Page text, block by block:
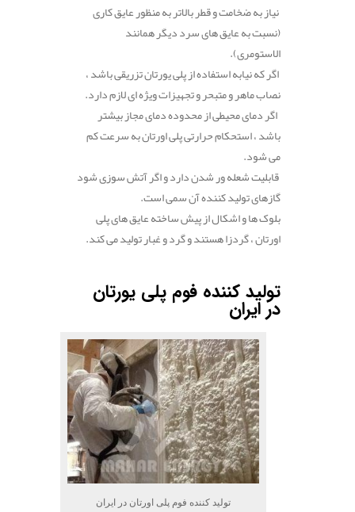
نیاز به ضخامت و قطر بالاتر به منظور عایق کاری
(نسبت به عایق های سرد دیگر همانند
الاستومری).
اگر که نیابه استفاده از پلی یورتان تزریقی باشد ،
نصاب ماهر و متبحر و تجهیزات ویژه ای لازم دارد.
اگر دمای محیطی از محدوده دمای مجاز بیشتر
باشد ، استحکام حرارتی پلی اورتان به سرعت کم
می شود.
قابلیت شعله ور شدن دارد و اگر آتش سوزی شود
گازهای تولید کننده آن سمی است.
بلوک ها و اشکال از پیش ساخته عایق های پلی
اورتان ، گردزا هستند و گرد و غبار تولید می کند.
تولید کننده فوم پلی یورتان
در ایران
تولید کننده فوم پلی اورتان در ایران